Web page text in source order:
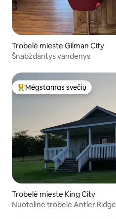
Trobelė mieste Gilman City
Šnabždantys vandenys
Svečių mėgstamiausias
Mėgstamas svečių
Trobelė mieste King City
Nuotolinė trobelė Antler Ridge